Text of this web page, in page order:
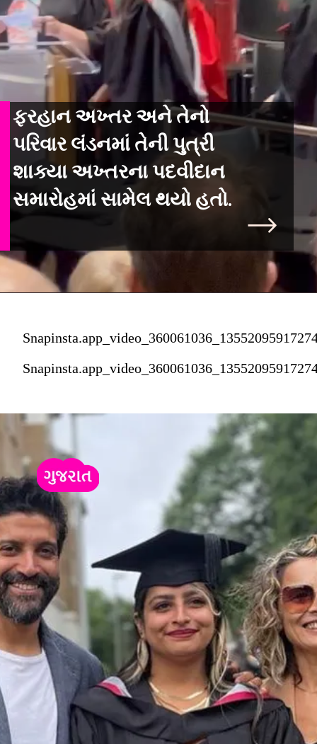
ફરહાન અખ્તર અને તેનો
પરિવાર લંડનમાં તેની પુત્રી
શાક્યા અખ્તરના પદવીદાન